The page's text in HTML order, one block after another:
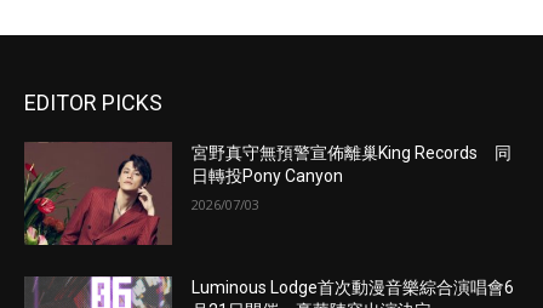
EDITOR PICKS
宮野真守無預警宣佈離巢King Records 同
日轉投Pony Canyon
2026/07/03
Luminous Lodge首次動漫音樂綜合演唱會6